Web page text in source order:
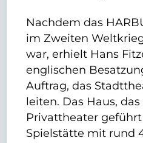
Nachdem das
im Zweiten
war, erhielt Hans
englischen
Auftrag, das
leiten. Das Haus, das
Privattheater
Spielstätte mit rund